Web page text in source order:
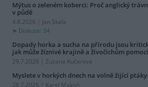
Mýtus o zeleném koberci: Proč anglický
v půdě
4.8.2026 | Jan Skala
Diskuse: 34
Dopady horka a sucha na přírodu jsou
jak může žíznivé krajině a živočichům
29.7.2026 | Zuzana Kučerová
Myslete v horkých dnech na volně žijící
28.7.2026 | Karel Makoň